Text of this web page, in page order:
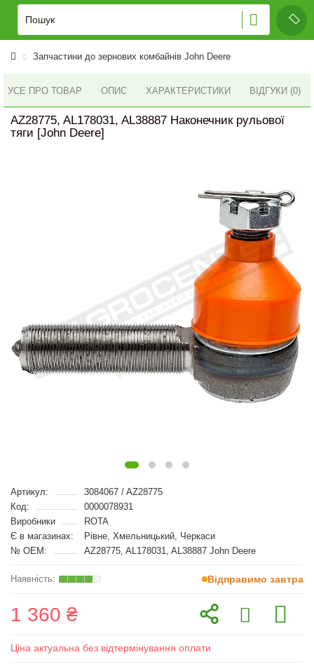
Запчастини до зернових комбайнів John Deere
УСЕ ПРО ТОВАР ОПИС ХАРАКТЕРИСТИКИ ВІДГУКИ (0)
AZ28775, AL178031, AL38887 Наконечник рульової
тяги [John Deere]
Артикул:
3084067 / AZ28775
Код:
0000078931
Виробники
ROTA
Є в магазинах:
Рівне, Хмельницький, Черкаси
№ OEM:
AZ28775, AL178031, AL38887 John Deere
Відправимо завтра
1 360 ₴
Ціна актуальна без відтермінування оплати